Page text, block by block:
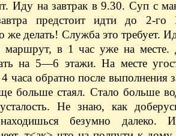
Иду на завтрак в 9.30. Суп с
предстоит идти до 2-го
же делать! Служба это требует.
маршрут, в 1 час уже на месте.
на 5—6 этажи. На месте
часа обратно после выполнения
больше стаял. Стало больше
Не знаю, как
безумно далеко.